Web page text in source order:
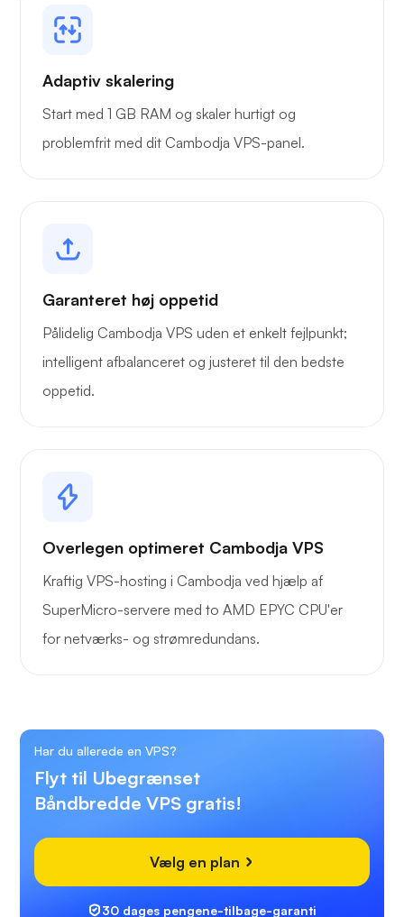
Adaptiv skalering
Start med 1 GB RAM og skaler hurtigt og
problemfrit med dit Cambodja VPS-panel.
Garanteret høj oppetid
Pålidelig Cambodja VPS uden et enkelt fejlpunkt;
intelligent afbalanceret og justeret til den bedste
oppetid.
Overlegen optimeret Cambodja VPS
Kraftig VPS-hosting i Cambodja ved hjælp af
SuperMicro-servere med to AMD EPYC CPU'er
for netværks- og strømredundans.
Har du allerede en VPS?
Flyt til Ubegrænset
Båndbredde VPS gratis!
Vælg en plan
30 dages pengene-tilbage-garanti